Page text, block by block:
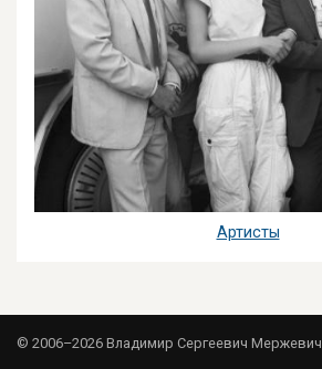
Артисты
© 2006–2026 Владимир Сергеевич Мержевич